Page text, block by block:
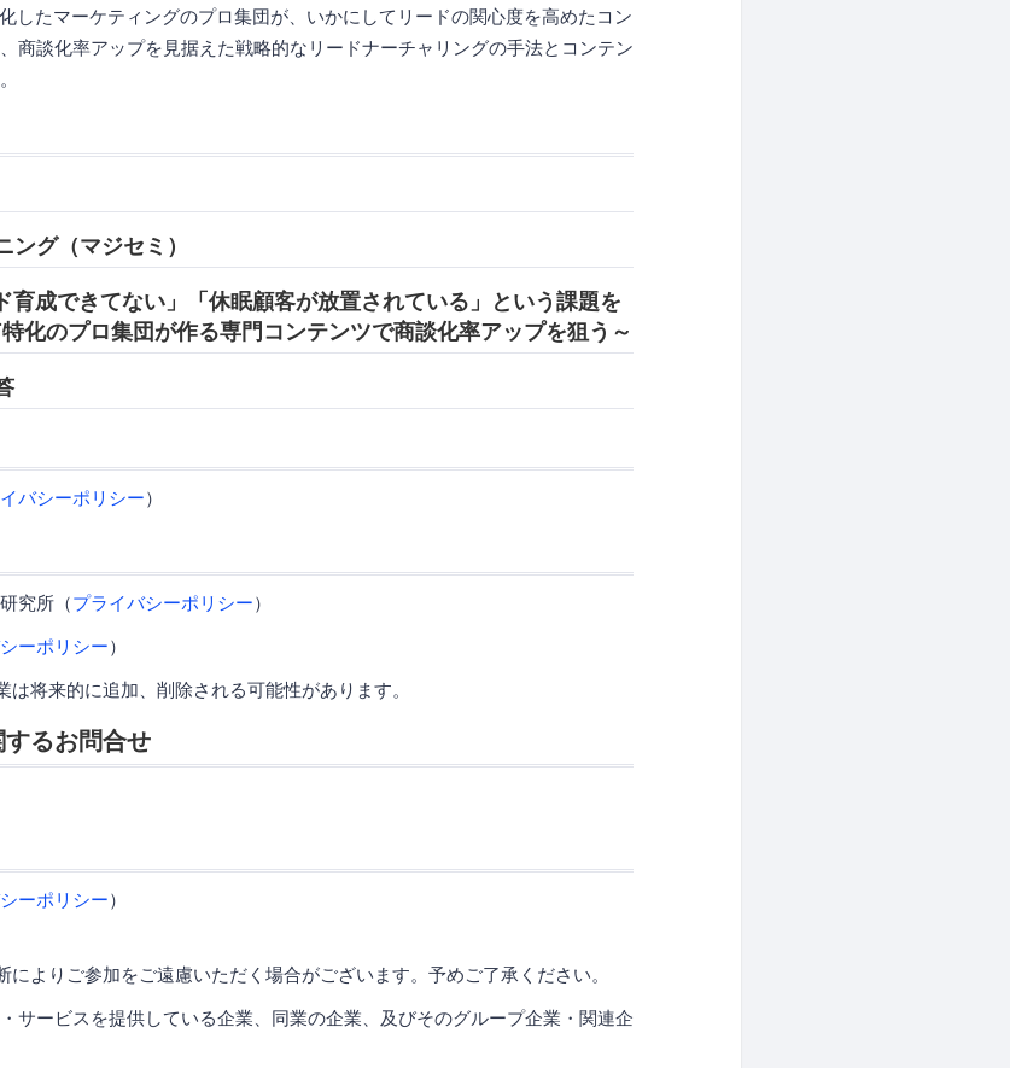
したマーケティングのプロ集団が、いかにしてリードの関心度を高めたコン
商談化率アップを見据えた戦略的なリードナーチャリングの手法とコンテン
グ（マジセミ）
成できてない」「休眠顧客が放置されている」という課題を
化のプロ集団が作る専門コンテンツで商談化率アップを狙う～
バシーポリシー）
究所（プライバシーポリシー）
ーポリシー）
将来的に追加、削除される可能性があります。
るお問合せ
ーポリシー）
よりご参加をご遠慮いただく場合がございます。予めご了承ください。
サービスを提供している企業、同業の企業、及びそのグループ企業・関連企